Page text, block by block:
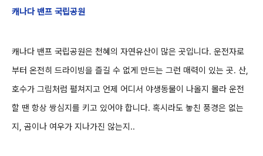
캐나다 밴프 국립공원
캐나다 밴프 국립공원은 천혜의 자연유산이 많은 곳입니다. 운전자로
부터 온전히 드라이빙을 즐길 수 없게 만드는 그런 매력이 있는 곳. 산,
호수가 그림처럼 펼쳐지고 언제 어디서 야생동물이 나올지 몰라 운전
할 땐 항상 쌍심지를 키고 있어야 합니다. 혹시라도 놓친 풍경은 없는
지, 곰이나 여우가 지나가진 않는지..